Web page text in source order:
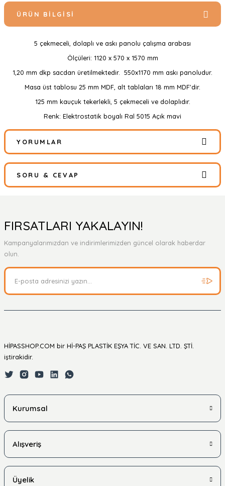
ÜRÜN BILGISI
5 çekmeceli, dolaplı ve askı panolu çalışma arabası
Ölçüleri: 1120 x 570 x 1570 mm
1,20 mm dkp sacdan üretilmektedir. 550x1170 mm askı panoludur.
Masa üst tablosu 25 mm MDF, alt tablaları 18 mm MDF'dir.
125 mm kauçuk tekerlekli, 5 çekmeceli ve dolaplıdır.
Renk: Elektrostatik boyalı Ral 5015 Açık mavi
YORUMLAR
Bu ürüne ilk yorumu siz yapın!
Yorum Yaz
SORU & CEVAP
Ürün hakkında henüz soru sorulmamış.
FIRSATLARI YAKALAYIN!
Kampanyalarımızdan ve indirimlerimizden güncel olarak haberdar
olun.
HİPASSHOP.COM bir Hİ-PAŞ PLASTİK EŞYA TİC. VE SAN. LTD. ŞTİ.
iştirakidir.
Kurumsal
Alışveriş
Üyelik